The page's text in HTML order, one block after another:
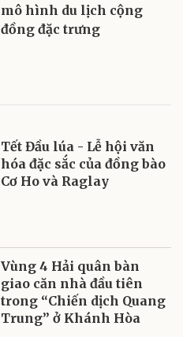
mô hình du lịch cộng
đồng đặc trưng
Tết Đầu lúa - Lễ hội văn
hóa đặc sắc của đồng bào
Cơ Ho và Raglay
Vùng 4 Hải quân bàn
giao căn nhà đầu tiên
trong “Chiến dịch Quang
Trung” ở Khánh Hòa